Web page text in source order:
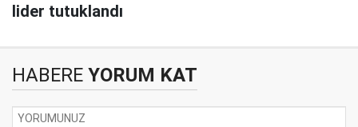
lider tutuklandı
HABERE YORUM KAT